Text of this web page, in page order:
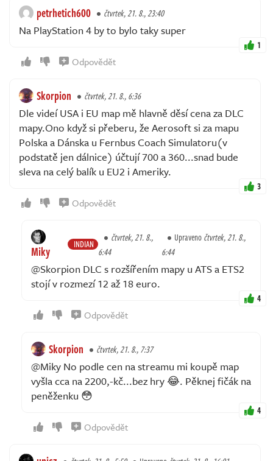
petrhetich600 čtvrtek, 21. 8., 23:40
Na PlayStation 4 by to bylo taky super
1
Odpovědět
Skorpion čtvrtek, 21. 8., 6:36
Dle videí USA i EU map mě hlavně děsí cena za DLC
mapy.Ono když si přeberu, že Aerosoft si za mapu
Polska a Dánska u Fernbus Coach Simulatoru(v
podstatě jen dálnice) účtují 700 a 360...snad bude
sleva na celý balík u EU2 i Ameriky.
3
Odpovědět
Miky INDIAN
čtvrtek, 21. 8.,
6:44
Upravenočtvrtek, 21. 8.,
6:44
@Skorpion DLC s rozšířením mapy u ATS a ETS2
stojí v rozmezí 12 až 18 euro.
4
Odpovědět
Skorpion čtvrtek, 21. 8., 7:37
@Miky No podle cen na streamu mi koupě map
vyšla cca na 2200,-kč...bez hry 😂. Pěknej fičák na
peněženku 😳
4
Odpovědět